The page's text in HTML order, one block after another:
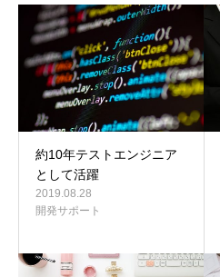
約10年テストエンジニア
として活躍
2019.08.28
開発サポート